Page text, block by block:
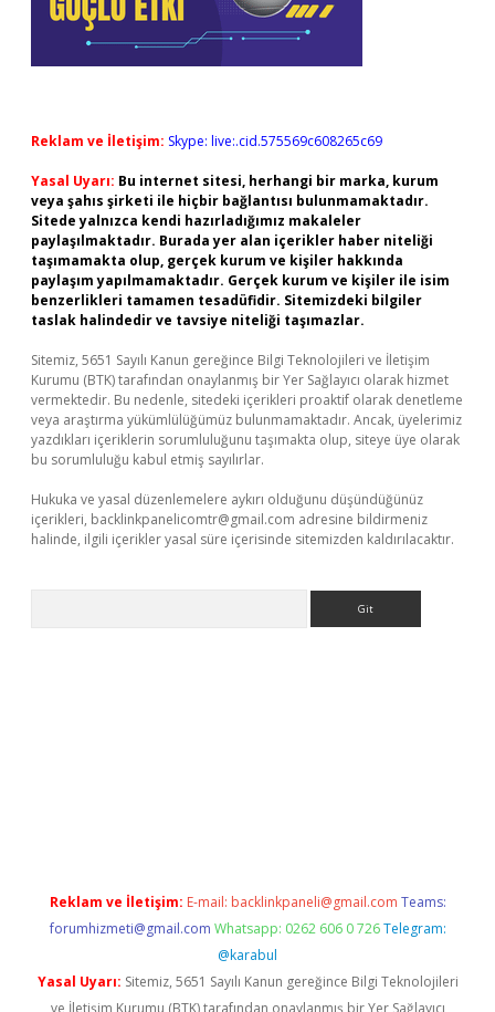
Reklam ve İletişim: Skype: live:.cid.575569c608265c69
Yasal Uyarı: Bu internet sitesi, herhangi bir marka, kurum
veya şahıs şirketi ile hiçbir bağlantısı bulunmamaktadır.
Sitede yalnızca kendi hazırladığımız makaleler
paylaşılmaktadır. Burada yer alan içerikler haber niteliği
taşımamakta olup, gerçek kurum ve kişiler hakkında
paylaşım yapılmamaktadır. Gerçek kurum ve kişiler ile isim
benzerlikleri tamamen tesadüfidir. Sitemizdeki bilgiler
taslak halindedir ve tavsiye niteliği taşımazlar.
Sitemiz, 5651 Sayılı Kanun gereğince Bilgi Teknolojileri ve İletişim
Kurumu (BTK) tarafından onaylanmış bir Yer Sağlayıcı olarak hizmet
vermektedir. Bu nedenle, sitedeki içerikleri proaktif olarak denetleme
veya araştırma yükümlülüğümüz bulunmamaktadır. Ancak, üyelerimiz
yazdıkları içeriklerin sorumluluğunu taşımakta olup, siteye üye olarak
bu sorumluluğu kabul etmiş sayılırlar.
Hukuka ve yasal düzenlemelere aykırı olduğunu düşündüğünüz
içerikleri, backlinkpanelicomtr@gmail.com adresine bildirmeniz
halinde, ilgili içerikler yasal süre içerisinde sitemizden kaldırılacaktır.
Reklam ve İletişim: E-mail: backlinkpaneli@gmail.com Teams:
forumhizmeti@gmail.com Whatsapp: 0262 606 0 726 Telegram:
@karabul
Yasal Uyarı: Sitemiz, 5651 Sayılı Kanun gereğince Bilgi Teknolojileri
ve İletişim Kurumu (BTK) tarafından onaylanmış bir Yer Sağlayıcı